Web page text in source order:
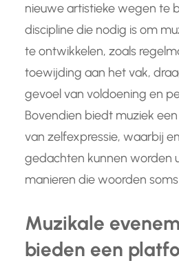
nieuwe artistieke wegen te
discipline die nodig is om
te ontwikkelen, zoals
toewijding aan het vak,
gevoel van voldoening en
Bovendien biedt muziek
van zelfexpressie, waarbij
gedachten kunnen worden
manieren die woorden
Muzikale
bieden een